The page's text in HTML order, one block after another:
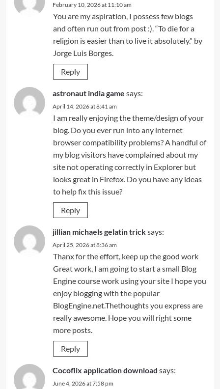
February 10, 2026 at 11:10 am
You are my aspiration, I possess few blogs
and often run out from post :). “To die for a
religion is easier than to live it absolutely.” by
Jorge Luis Borges.
Reply
astronaut india game says:
April 14, 2026 at 8:41 am
I am really enjoying the theme/design of your
blog. Do you ever run into any internet
browser compatibility problems? A handful of
my blog visitors have complained about my
site not operating correctly in Explorer but
looks great in Firefox. Do you have any ideas
to help fix this issue?
Reply
jillian michaels gelatin tricksays:
April 25, 2026 at 8:36 am
Thanx for the effort, keep up the good work
Great work, I am going to start a small Blog
Engine course work using your site I hope you
enjoy blogging with the popular
BlogEngine.net.Thethoughts you express are
really awesome. Hope you will right some
more posts.
Reply
Cocoflix application download says:
June 4, 2026 at 7:58 pm